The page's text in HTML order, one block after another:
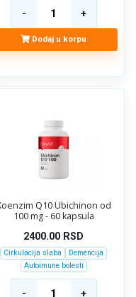
Dodaj u korpu
Q10 Ubichinon od
100 mg - 60 kapsula
2400.00 RSD
Cirkulacija slaba
Demencija
Autoimune bolesti